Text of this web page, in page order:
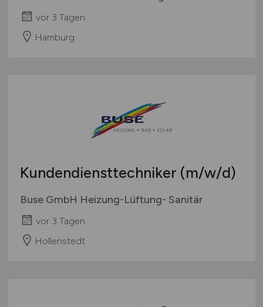
vor 3 Tagen
Hamburg
Kundendiensttechniker (m/w/d)
Buse GmbH Heizung-Lüftung- Sanitär
vor 3 Tagen
Hollenstedt